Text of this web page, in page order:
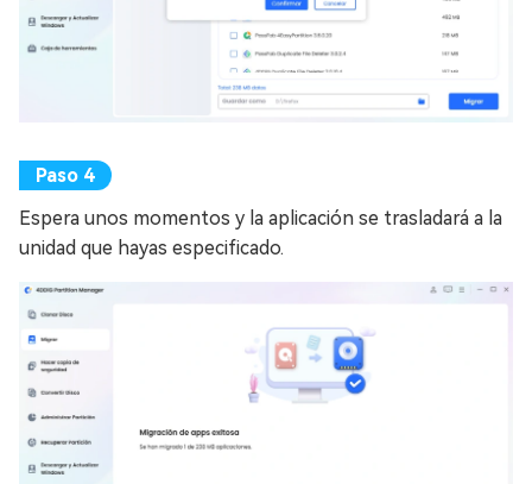
Espera unos momentos y la aplicación se trasladará a la
unidad que hayas especificado.